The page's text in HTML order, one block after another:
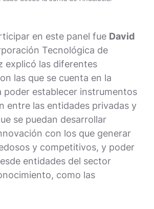
en este panel fue David
Tecnológica de
explicó las diferentes
las que se cuenta en la
poder establecer instrumentos
entre las entidades privadas y
se puedan desarrollar
con los que generar
y competitivos, y poder
entidades del sector
como las